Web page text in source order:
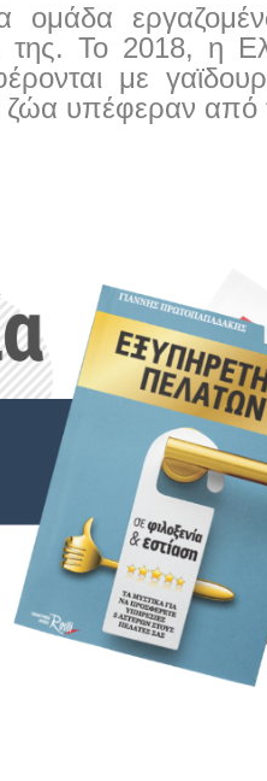
Το 2018, η
με
ζώα υπέφεραν από